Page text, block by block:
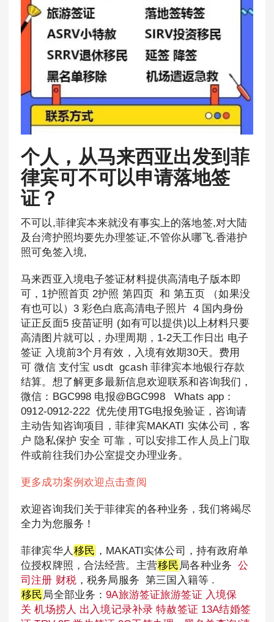
个人，从马来西亚出发到菲
律宾可不可以申请落地签
证？
不可以,菲律宾本来就没有事实上的落地签,对大陆
及台湾护照均要先办理签证,不管你从哪飞.香港护
照可免签入境,
马来西亚入境电子签证材料提供高清电子版本即
可，1护照首页 2护照 第四页 和 第五页 （如果没
有也可以）3 彩色白底高清电子照片 4 国内身份
证正反面5 疫苗证明 (如有可以提供)以上材料只要
高清图片就可以，办理周期，1-2天工作日出 电子
签证 入境前3个月有效，入境有效期30天。费用
可 微信 支付宝 usdt gcash 菲律宾本地银行存款
结算。想了解更多最新信息欢迎联系和咨询我们，
微信：BGC998 电报@BGC998 Whats app：
0912-0912-222 优先使用TG电报免验证，咨询请
主动告知咨询项目，菲律宾MAKATI 实体公司，客
户 隐私保护 安全 可靠，可以安排工作人员上门取
件或前往我们办公室提交办理业务。
更多成功案例欢迎点击查阅
欢迎咨询我们关于菲律宾的各种业务，我们将竭尽
全力为您服务！
菲律宾华人 移民 ，MAKATI实体公司，持有政府单
位授权牌照，合法经营。主营移民 局各种业务公
司注册 财税，税务局服务 第三国入籍等 .
移民 局全部业务：9A旅游签证旅游签证 入境保
关 机场捞人 出入境记录补录 特赦签证 13A结婚签